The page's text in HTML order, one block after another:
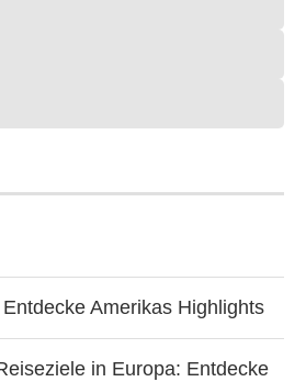
Amerikas Highlights
in Europa: Entdecke